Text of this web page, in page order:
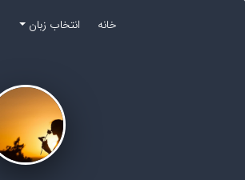
خانه انتخاب زبان